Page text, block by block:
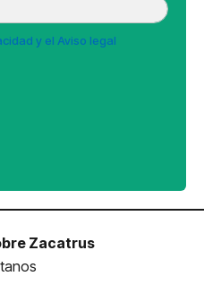
y el Aviso legal
Zacatrus